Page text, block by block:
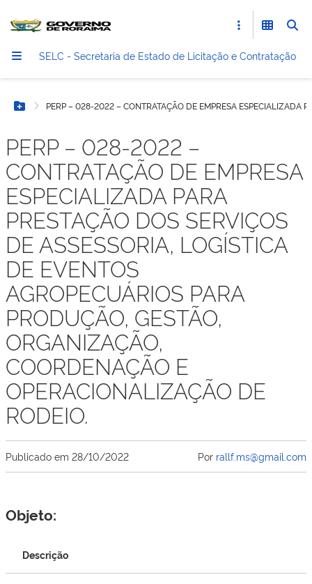
SELC - Secretaria de Estado de Licitação e Contratação
Botão Menu
PERP – 028-2022 – CONTRATAÇÃO DE EMPRESA ESPECIALIZADA
PERP – 028-2022 –
CONTRATAÇÃO DE EMPRESA
ESPECIALIZADA PARA
PRESTAÇÃO DOS SERVIÇOS
DE ASSESSORIA, LOGÍSTICA
DE EVENTOS
AGROPECUÁRIOS PARA
PRODUÇÃO, GESTÃO,
ORGANIZAÇÃO,
COORDENAÇÃO E
OPERACIONALIZAÇÃO DE
RODEIO.
Publicado em 28/10/2022 Por rallf.ms@gmail.com
Objeto:
Descrição